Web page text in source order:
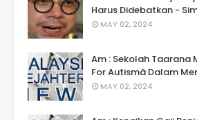
Harus Didebatkan -
MAY 02, 2024
Am : Sekolah Taarana
For Autismâ Dalam
MAY 02, 2024